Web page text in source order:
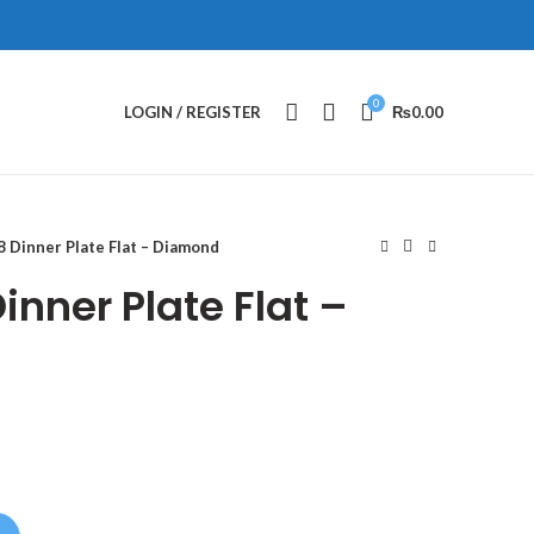
LOGIN / REGISTER 0 ₨0.00
Dinner Plate Flat – Diamond
Plate Flat –